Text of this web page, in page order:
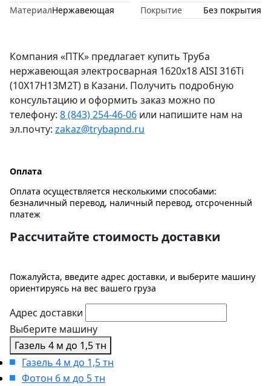
МатериалНержавеющая
Покрытие
Без покрытия
Компания «ПТК» предлагает купить Труба
нержавеющая электросварная 1620х18 AISI 316Ti
(10Х17Н13М2Т) в Казани. Получить подробную
консультацию и оформить заказ можно по
телефону: 8 (843) 254-46-06 или напишите нам на
эл.почту: zakaz@trybapnd.ru
Оплата
Оплата осуществляется несколькими способами:
безналичный перевод, наличный перевод, отсроченный
платеж
Рассчитайте стоимость доставки
Пожалуйста, введите адрес доставки, и выберите машину
ориентируясь на вес вашего груза
Адрес доставки
Выберите машину
Газель 4 м до 1,5 тн
Газель 4 м до 1,5 тн
Фотон 6 м до 5 тн